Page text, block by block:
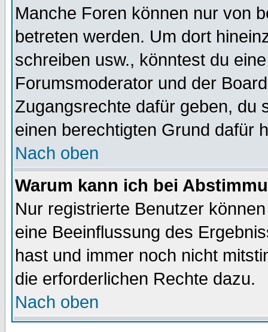
Manche Foren können nur von
betreten werden. Um dort
schreiben usw., könntest du
Forumsmoderator und der
Zugangsrechte dafür geben, du
einen berechtigten Grund dafür
Nach oben
Warum kann ich bei
Nur registrierte Benutzer
eine Beeinflussung des
hast und immer noch nicht
die erforderlichen Rechte dazu.
Nach oben